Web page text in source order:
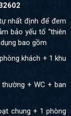
nhất định để đem
bảo yếu tố “thiên
bao gồm
khách + 1 khu
+ WC + ban
chung + 1 phòng